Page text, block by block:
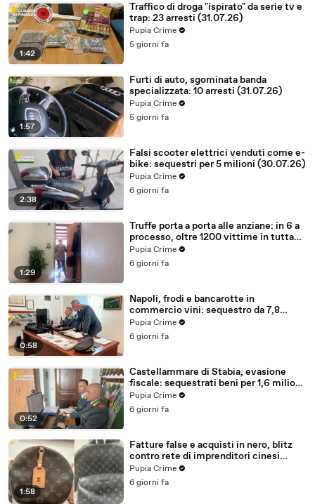
1:42
Traffico di droga "ispirato" da serie tv e
trap: 23 arresti (31.07.26)
Pupia Crime
5 giorni fa
1:57
Furti di auto, sgominata banda
specializzata: 10 arresti (31.07.26)
Pupia Crime
5 giorni fa
2:38
Falsi scooter elettrici venduti come e-
bike: sequestri per 5 milioni (30.07.26)
Pupia Crime
6 giorni fa
1:29
Truffe porta a porta alle anziane: in 6 a
processo, oltre 1200 vittime in tutta
Italia (30.07.26)
Pupia Crime
6 giorni fa
0:58
Napoli, frodi e bancarotte in
commercio vini: sequestro da 7,8
milioni (30.07.26)
Pupia Crime
6 giorni fa
0:52
Castellammare di Stabia, evasione
fiscale: sequestrati beni per 1,6 milioni
ad un consorzio navale (29.07.26)
Pupia Crime
6 giorni fa
1:58
Fatture false e acquisti in nero, blitz
contro rete di imprenditori cinesi
sequestri per 8,5 milioni (29.07.26)
Pupia Crime
6 giorni fa